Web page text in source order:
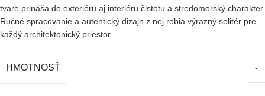
tvare prináša do exteriéru aj interiéru čistotu a stredomorský charakter.
Ručné spracovanie a autentický dizajn z nej robia výrazný solitér pre
každý architektonický priestor.
HMOTNOSŤ -